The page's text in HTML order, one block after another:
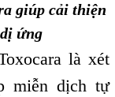
giúp cải thiện
ứng
là xét
miễn dịch tự